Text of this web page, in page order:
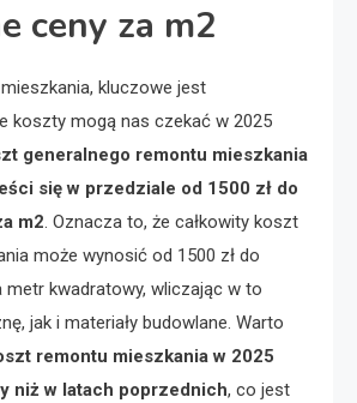
ceny za m2
kluczowe jest
koszty mogą nas czekać w 2025
generalnego remontu mieszkania
się w przedziale od 1500 zł do
m2. Oznacza to, że całkowity koszt
może wynosić od 1500 zł do
metr kwadratowy, wliczając w to
jak i materiały budowlane. Warto
remontu mieszkania w 2025
niż w latach poprzednich, co jest